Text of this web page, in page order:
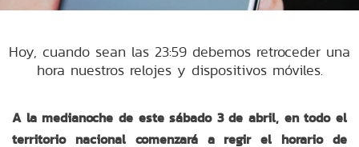
Hoy, cuando sean las 23:59 debemos retroceder una
hora nuestros relojes y dispositivos móviles.
A la medianoche de este sábado 3 de abril, en todo el
territorio nacional comenzará a regir el horario de